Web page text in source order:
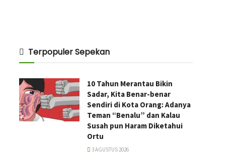
Terpopuler Sepekan
10 Tahun Merantau Bikin
Sadar, Kita Benar-benar
Sendiri di Kota Orang: Adanya
Teman “Benalu” dan Kalau
Susah pun Haram Diketahui
Ortu
3 AGUSTUS 2026